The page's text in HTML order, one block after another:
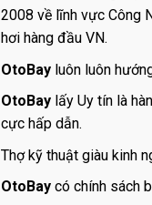
2008 về lĩnh vực Công
hơi hàng đầu VN.
OtoBayluôn luôn
OtoBaylấy Uy tín là
cực hấp dẫn.
Thợ kỹ thuật giàu kinh
OtoBaycó chính sách